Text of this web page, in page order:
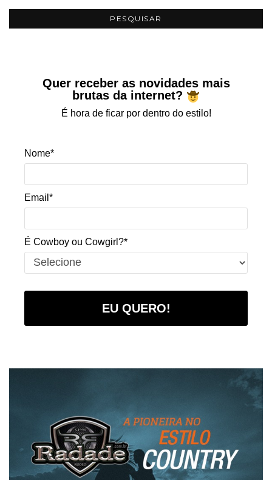
Quer receber as novidades mais
brutas da internet?
É hora de ficar por dentro do estilo!
Nome*
Email*
É Cowboy ou Cowgirl?*
EU QUERO!